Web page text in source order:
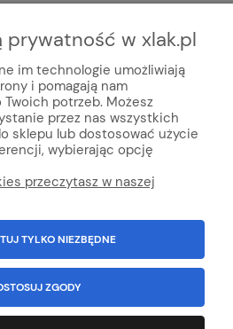
lakierniczy xlak.pl ★ ★
sklep z topową obsługą klienta
online, kosmetyki do auto detailingu,
i technologia w handlu od 1992
firma.NIP: 6792981694
sklepu - zabronione.
prywatność w xlak.pl
im technologie umożliwiają
i pomagają nam
potrzeb. Możesz
przez nas wszystkich
sklepu lub dostosować użycie
wybierając opcję
przeczytasz w naszej
TYLKO NIEZBĘDNE
ZGODY